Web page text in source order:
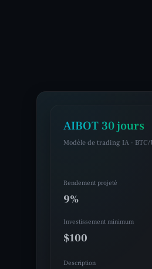
AIBOT 30 jours
Modèle de trading IA · BTC/
Rendement projeté
9%
Investissement minimum
$100
Description